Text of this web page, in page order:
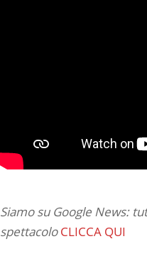
Siamo su Google News:
spettacoloCLICCA QUI